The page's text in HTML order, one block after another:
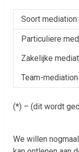
Soort mediation:
Particuliere
Zakelijke
Team-
(*) – (dit wordt
We willen